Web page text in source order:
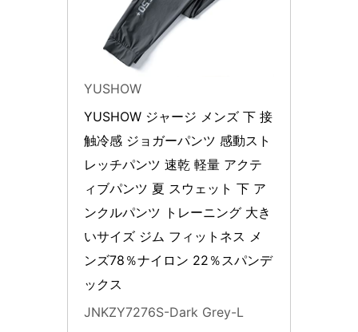
YUSHOW
YUSHOW ジャージ メンズ 下 接
触冷感 ジョガーパンツ 感動スト
レッチパンツ 速乾 軽量 アクテ
ィブパンツ 夏 スウェット 下 ア
ンクルパンツ トレーニング 大き
いサイズ ジム フィットネス メ
ンズ78％ナイロン 22％スパンデ
ックス
JNKZY7276S-Dark Grey-L